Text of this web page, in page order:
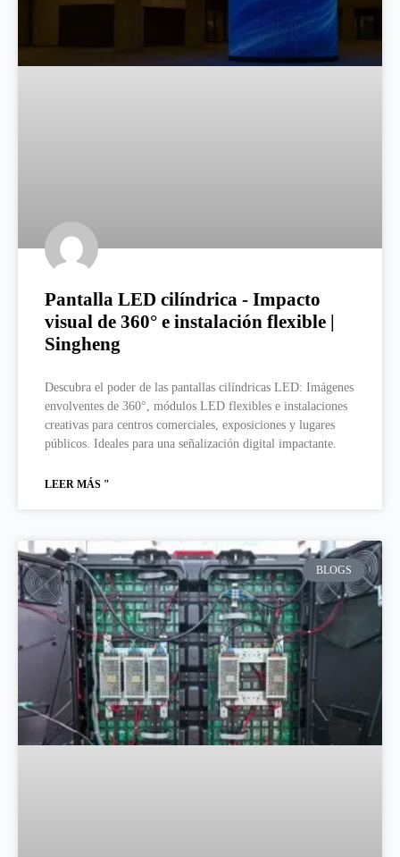
Pantalla LED cilíndrica - Impacto
visual de 360° e instalación flexible |
Singheng
Descubra el poder de las pantallas cilíndricas LED: Imágenes
envolventes de 360°, módulos LED flexibles e instalaciones
creativas para centros comerciales, exposiciones y lugares
públicos. Ideales para una señalización digital impactante.
LEER MÁS "
BLOGS